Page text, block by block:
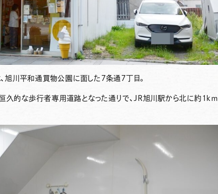
旭川平和通買物公園に面した7条通7丁目。
久的な歩行者専用道路となった通りで、JR旭川駅から北に約1km